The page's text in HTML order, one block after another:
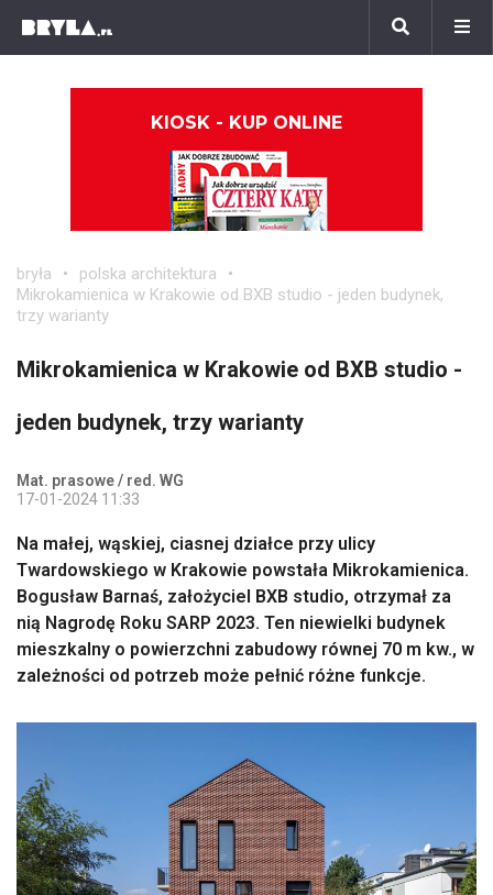
KIOSK - KUP ONLINE
bryła
polska architektura
Mikrokamienica w Krakowie od BXB studio - jeden budynek,
trzy warianty
Mikrokamienica w Krakowie od BXB studio -
jeden budynek, trzy warianty
Mat. prasowe / red. WG
17-01-2024 11:33
Na małej, wąskiej, ciasnej działce przy ulicy
Twardowskiego w Krakowie powstała Mikrokamienica.
Bogusław Barnaś, założyciel BXB studio, otrzymał za
nią Nagrodę Roku SARP 2023. Ten niewielki budynek
mieszkalny o powierzchni zabudowy równej 70 m kw., w
zależności od potrzeb może pełnić różne funkcje.